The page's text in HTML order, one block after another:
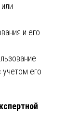
и его
его